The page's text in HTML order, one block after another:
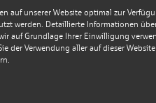
auf unserer Website optimal zur
werden. Detaillierte Informationen
auf Grundlage Ihrer Einwilligung
der Verwendung aller auf dieser